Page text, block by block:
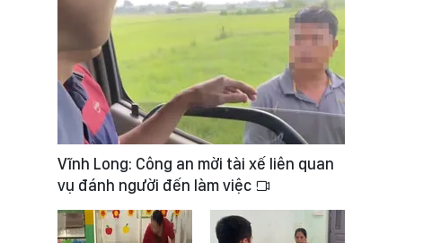
Vĩnh Long: Công an mời tài xế liên quan
vụ đánh người đến làm việc